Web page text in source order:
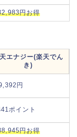
円お得
エナジー(楽天でん
き)
円
ポイント
円お得